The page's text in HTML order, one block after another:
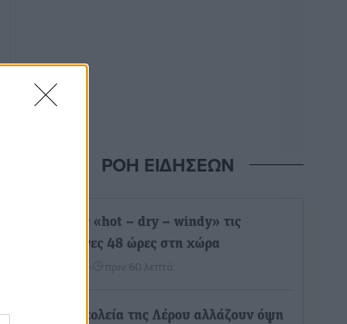
ΡΟΗ ΕΙΔΗΣΕΩΝ
Καιρός «hot – dry – windy» τις
επόμενες 48 ώρες στη χώρα
πριν 60 λεπτά
Δύο σχολεία της Λέρου αλλάζουν όψη